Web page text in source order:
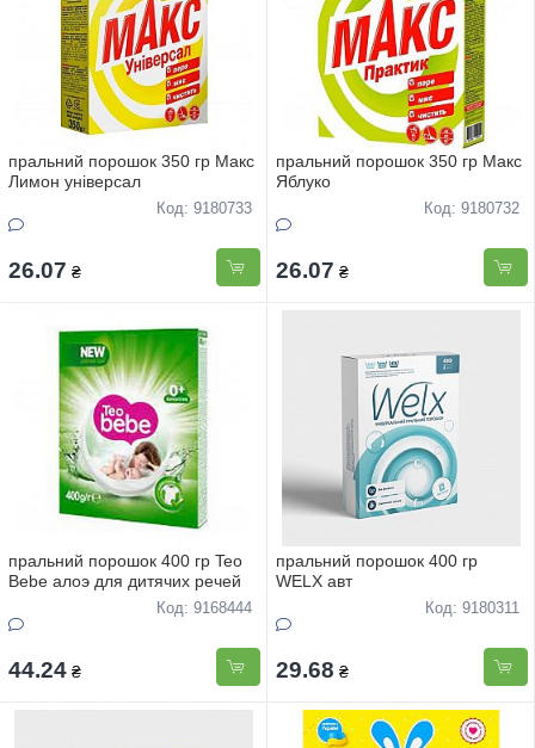
пральний порошок 350 гр Макс
Лимон універсал
Код: 9180733
26.07 ₴
пральний порошок 350 гр Макс
Яблуко
Код: 9180732
26.07 ₴
пральний порошок 400 гр Teo
Bebe алоэ для дитячих речей
Код: 9168444
44.24 ₴
пральний порошок 400 гр
WELX авт
Код: 9180311
29.68 ₴